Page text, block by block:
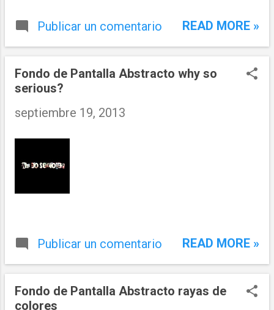
Publicar un comentario READ MORE »
Fondo de Pantalla Abstracto why so
serious?
septiembre 19, 2013
Publicar un comentario READ MORE »
Fondo de Pantalla Abstracto rayas de
colores